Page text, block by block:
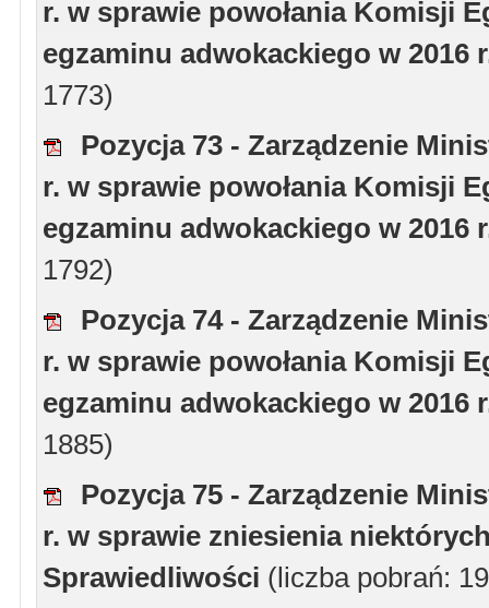
r. w sprawie powołania Komisji
egzaminu adwokackiego w 2016
1773)
Pozycja 73 - Zarządzenie
r. w sprawie powołania Komisji
egzaminu adwokackiego w 2016
1792)
Pozycja 74 - Zarządzenie
r. w sprawie powołania Komisji
egzaminu adwokackiego w 2016
1885)
Pozycja 75 - Zarządzenie
r. w sprawie zniesienia
Sprawiedliwości (liczba pobrań: